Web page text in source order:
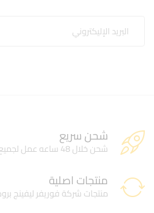
شحن سريع
شحن خلال 48 ساعه عمل لجميع دول الخليج
منتجات اصلية
منتجات شركة فوريفر ليفينج